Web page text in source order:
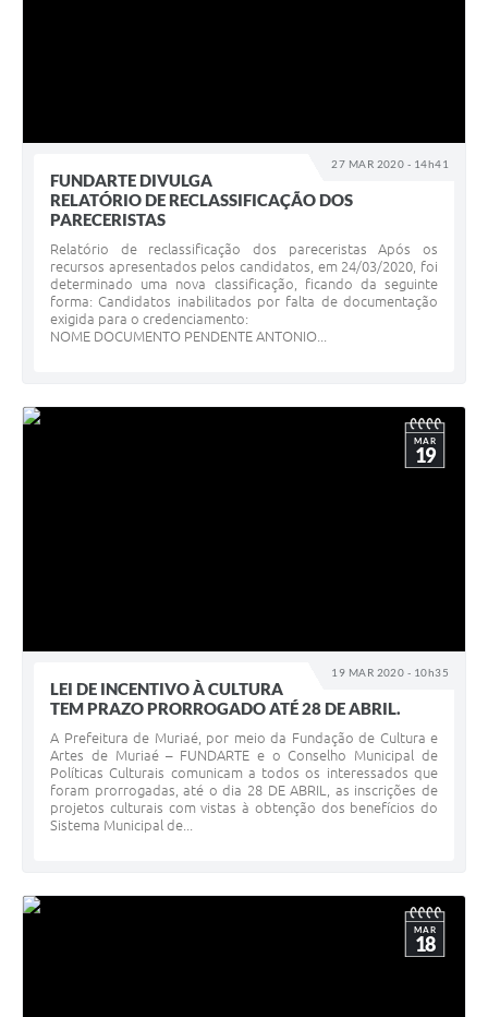
27 MAR 2020 - 14h41
FUNDARTE DIVULGA
RELATÓRIO DE RECLASSIFICAÇÃO DOS
PARECERISTAS
Relatório de reclassificação dos pareceristas Após os
recursos apresentados pelos candidatos, em 24/03/2020, foi
determinado uma nova classificação, ficando da seguinte
forma: Candidatos inabilitados por falta de documentação
exigida para o credenciamento:
NOME DOCUMENTO PENDENTE ANTONIO...
19 MAR 2020 - 10h35
MAR
19
LEI DE INCENTIVO À CULTURA
TEM PRAZO PRORROGADO ATÉ 28 DE ABRIL.
A Prefeitura de Muriaé, por meio da Fundação de Cultura e
Artes de Muriaé – FUNDARTE e o Conselho Municipal de
Políticas Culturais comunicam a todos os interessados que
foram prorrogadas, até o dia 28 DE ABRIL, as inscrições de
projetos culturais com vistas à obtenção dos benefícios do
Sistema Municipal de...
MAR
18